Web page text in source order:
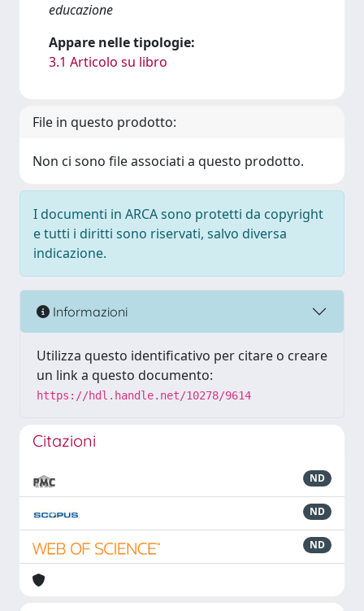
educazione
Appare nelle tipologie:
3.1 Articolo su libro
File in questo prodotto:
Non ci sono file associati a questo prodotto.
I documenti in ARCA sono protetti da copyright
e tutti i diritti sono riservati, salvo diversa
indicazione.
Informazioni
Utilizza questo identificativo per citare o creare
un link a questo documento:
https://hdl.handle.net/10278/9614
Citazioni
ND
ND
ND